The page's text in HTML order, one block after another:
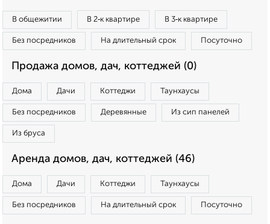
В общежитии В 2‑к квартире В 3‑к квартире
Без посредников На длительный срок Посуточно
Продажа домов, дач, коттеджей (0)
Дома Дачи Коттеджи Таунхаусы
Без посредников Деревянные Из сип панелей
Из бруса
Аренда домов, дач, коттеджей (46)
Дома Дачи Коттеджи Таунхаусы
Без посредников На длительный срок Посуточно